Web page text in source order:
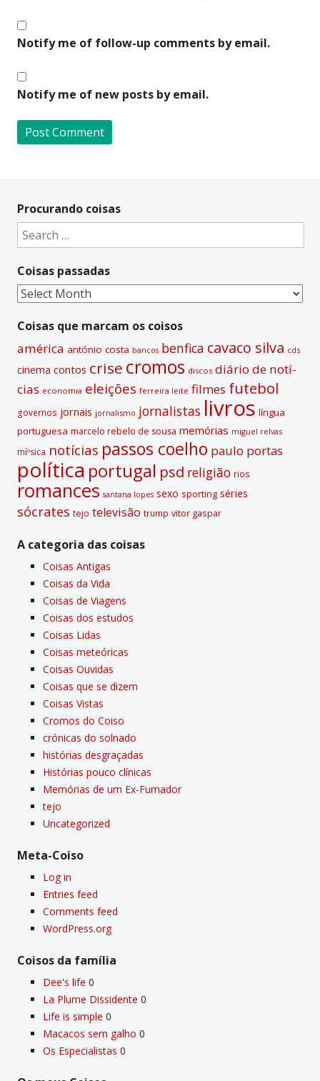
Notify me of follow-up comments by email.
Notify me of new posts by email.
t
e
a
t
i
v
Procurando coisas
Search
for:
Coisas passadas
Coisas
Coisas que marcam os coisos
américa antónio costa bancos benfica cavaco silva cds
cinema contos crise cromos discos diário de notí­
cias economia eleições ferreira leite filmes futebol
governos jornais jornalismo jornalistas livros lí­ngua
portuguesa marcelo rebelo de sousa memórias miguel relvas
míºsica notí­cias passos coelho paulo portas
polí­tica portugal psd religião rios
romances santana lopes sexo sporting séries
sócrates tejo televisão trump vitor gaspar
A categoria das coisas
Coisas Antigas
Coisas da Vida
Coisas de Viagens
Coisas dos estudos
Coisas Lidas
Coisas meteóricas
Coisas Ouvidas
Coisas que se dizem
Coisas Vistas
Cromos do Coiso
crónicas do solnado
histórias desgraçadas
Histórias pouco clí­nicas
Memórias de um Ex-Fumador
tejo
Uncategorized
Meta-Coiso
Log in
Entries feed
Comments feed
WordPress.org
Coisos da famí­lia
Dee's life 0
La Plume Dissidente 0
Life is simple 0
Macacos sem galho 0
Os Especialistas 0